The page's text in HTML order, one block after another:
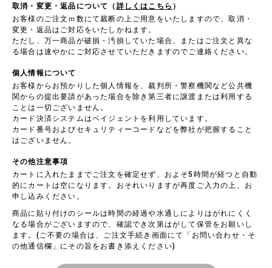
取消・変更・返品について（ 詳しくはこちら ）
お客様のご注文ｍ数にて裁断の上ご用意をいたしますので、取消・
変更・返品はご対応をいたしかねます。
ただし、万一商品が破損・汚損していた場合、またはご注文と異な
る場合は速やかにご対応させていただきますのでご連絡ください。
個人情報について
お客様からお預かりした個人情報を、裁判所・警察機関など公共機
関からの提出要請があった場合を除き第三者に譲渡または利用する
ことは一切ございません。
カード決済システムはペイジェントを利用しています。
カード番号およびセキュリティーコードなどを弊社が把握すること
はございません。
その他注意事項
カートに入れたままでご注文を確定せず、およそ5時間が経つと自動
的にカートは空になります。おそれいりますが再度ご入力の上、お
申し込みください。
商品に貼り付けのシールは時間の経過や水通しによりはがれにくく
なる場合がございますので、確認でき次第はがして保管をお願いし
ます。(ご不要の場合は、ご注文手続き画面にて「お問い合わせ・そ
の他通信欄」にその旨をお書き添えください)